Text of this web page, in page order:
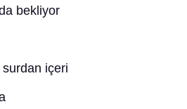
bekliyor
içeri